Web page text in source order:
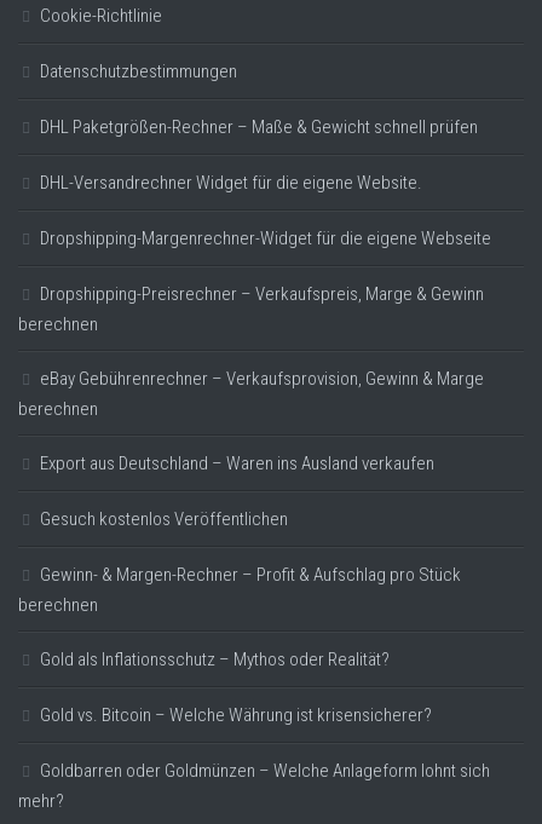
Cookie-Richtlinie
Datenschutzbestimmungen
DHL Paketgrößen-Rechner – Maße & Gewicht schnell prüfen
DHL-Versandrechner Widget für die eigene Website.
Dropshipping-Margenrechner-Widget für die eigene Webseite
Dropshipping-Preisrechner – Verkaufspreis, Marge & Gewinn
berechnen
eBay Gebührenrechner – Verkaufsprovision, Gewinn & Marge
berechnen
Export aus Deutschland – Waren ins Ausland verkaufen
Gesuch kostenlos Veröffentlichen
Gewinn- & Margen-Rechner – Profit & Aufschlag pro Stück
berechnen
Gold als Inflationsschutz – Mythos oder Realität?
Gold vs. Bitcoin – Welche Währung ist krisensicherer?
Goldbarren oder Goldmünzen – Welche Anlageform lohnt sich
mehr?